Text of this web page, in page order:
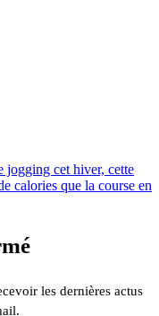
jogging cet hiver, cette
calories que la course en
les dernières actus